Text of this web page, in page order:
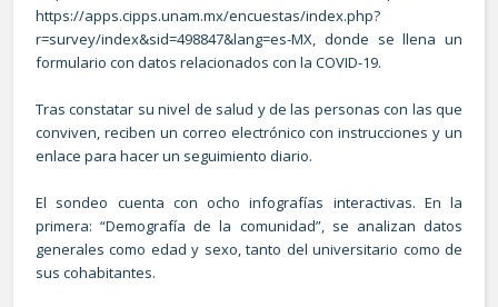
https://apps.cipps.unam.mx/encuestas/index.php?
r=survey/index&sid=498847&lang=es-MX , donde se llena un
formulario con datos relacionados con la COVID-19.
Tras constatar su nivel de salud y de las personas con las que
conviven, reciben un correo electrónico con instrucciones y un
enlace para hacer un seguimiento diario.
El sondeo cuenta con ocho infografías interactivas. En la
primera: “Demografía de la comunidad”, se analizan datos
generales como edad y sexo, tanto del universitario como de
sus cohabitantes.